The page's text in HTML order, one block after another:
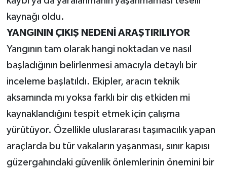
kaynağı oldu.
YANGININ ÇIKIŞ NEDENİ ARAŞTIRILIYOR
Yangının tam olarak hangi noktadan ve nasıl
başladığının belirlenmesi amacıyla detaylı bir
inceleme başlatıldı. Ekipler, aracın teknik
aksamında mı yoksa farklı bir dış etkiden mi
kaynaklandığını tespit etmek için çalışma
yürütüyor. Özellikle uluslararası taşımacılık yapan
araçlarda bu tür vakaların yaşanması, sınır kapısı
güzergahındaki güvenlik önlemlerinin önemini bir